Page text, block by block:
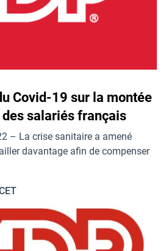
Covid-19 sur la montée
salariés français
– La crise sanitaire a amené
davantage afin de compenser